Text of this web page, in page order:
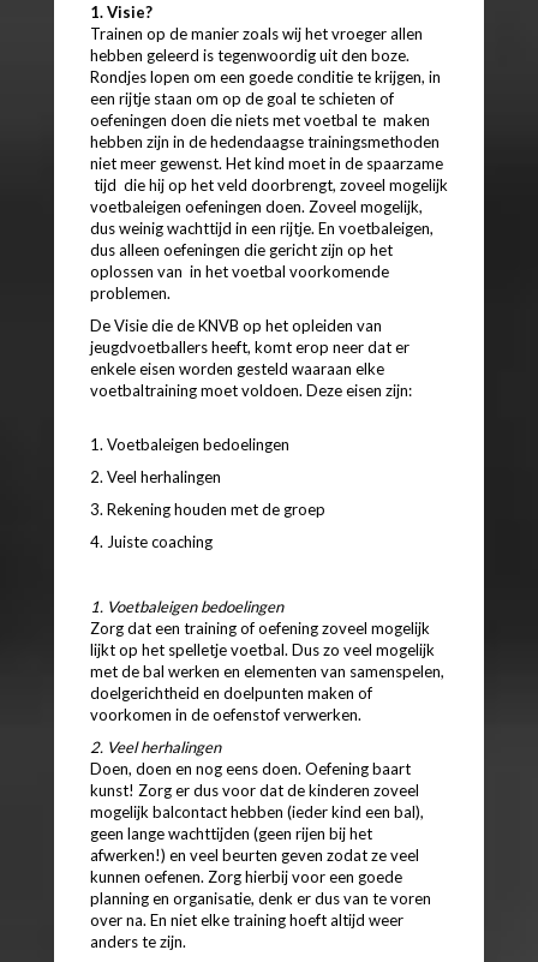
1. Visie?
Trainen op de manier zoals wij het vroeger allen
hebben geleerd is tegenwoordig uit den boze.
Rondjes lopen om een goede conditie te krijgen, in
een rijtje staan om op de goal te schieten of
oefeningen doen die niets met voetbal te maken
hebben zijn in de hedendaagse trainingsmethoden
niet meer gewenst. Het kind moet in de spaarzame
tijd die hij op het veld doorbrengt, zoveel mogelijk
voetbaleigen oefeningen doen. Zoveel mogelijk,
dus weinig wachttijd in een rijtje. En voetbaleigen,
dus alleen oefeningen die gericht zijn op het
oplossen van in het voetbal voorkomende
problemen.
De Visie die de KNVB op het opleiden van
jeugdvoetballers heeft, komt erop neer dat er
enkele eisen worden gesteld waaraan elke
voetbaltraining moet voldoen. Deze eisen zijn:
1. Voetbaleigen bedoelingen
2. Veel herhalingen
3. Rekening houden met de groep
4. Juiste coaching
1. Voetbaleigen bedoelingen
Zorg dat een training of oefening zoveel mogelijk
lijkt op het spelletje voetbal. Dus zo veel mogelijk
met de bal werken en elementen van samenspelen,
doelgerichtheid en doelpunten maken of
voorkomen in de oefenstof verwerken.
2. Veel herhalingen
Doen, doen en nog eens doen. Oefening baart
kunst! Zorg er dus voor dat de kinderen zoveel
mogelijk balcontact hebben (ieder kind een bal),
geen lange wachttijden (geen rijen bij het
afwerken!) en veel beurten geven zodat ze veel
kunnen oefenen. Zorg hierbij voor een goede
planning en organisatie, denk er dus van te voren
over na. En niet elke training hoeft altijd weer
anders te zijn.